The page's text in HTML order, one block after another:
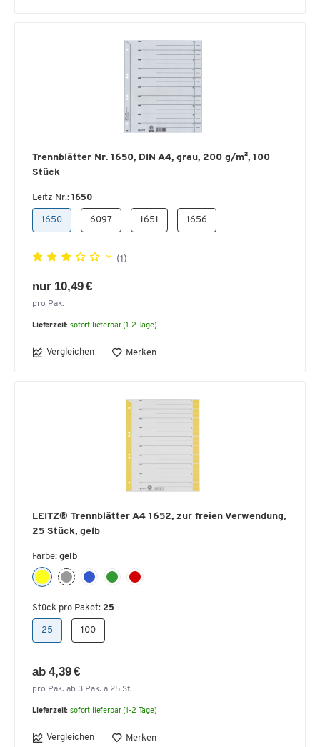
Trennblätter Nr. 1650, DIN A4, grau, 200 g/m², 100
Stück
Leitz Nr.: 1650
1650 6097 1651 1656
(1)
nur 10,49 €
pro Pak.
Lieferzeit: sofort lieferbar (1-2 Tage)
Vergleichen Merken
LEITZ® Trennblätter A4 1652, zur freien Verwendung,
25 Stück, gelb
Farbe: gelb
Stück pro Paket: 25
25 100
ab 4,39 €
pro Pak. ab 3 Pak. à 25 St.
Lieferzeit: sofort lieferbar (1-2 Tage)
Vergleichen Merken